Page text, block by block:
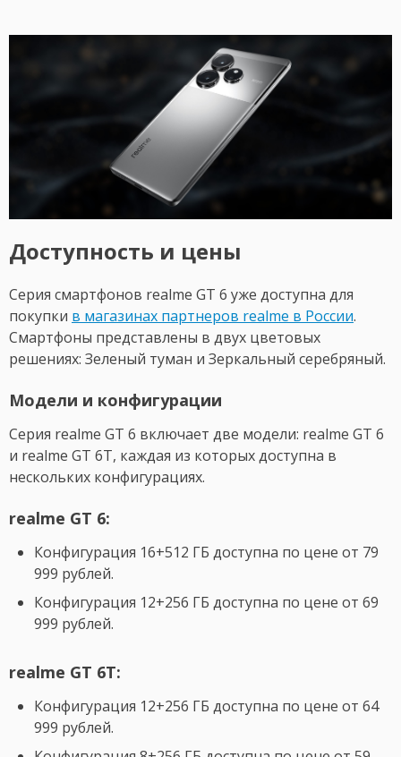
Доступность и цены
Серия смартфонов realme GT 6 уже доступна для
покупки в магазинах партнеров realme в России.
Смартфоны представлены в двух цветовых
решениях: Зеленый туман и Зеркальный серебряный.
Модели и конфигурации
Серия realme GT 6 включает две модели: realme GT 6
и realme GT 6T, каждая из которых доступна в
нескольких конфигурациях.
realme GT 6:
Конфигурация 16+512 ГБ доступна по цене от 79
999 рублей.
Конфигурация 12+256 ГБ доступна по цене от 69
999 рублей.
realme GT 6T:
Конфигурация 12+256 ГБ доступна по цене от 64
999 рублей.